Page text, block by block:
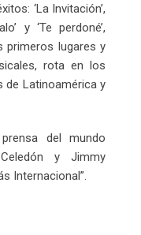
‘La Invitación’,
y ‘Te perdoné’,
primeros lugares y
rota en los
de Latinoamérica y
del mundo
y Jimmy
Internacional”.